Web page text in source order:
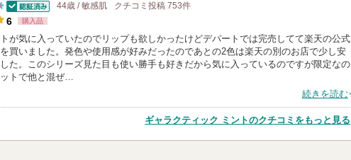
人
認証済
44歳 / 敏感肌 クチコミ投稿 753件
6 購入品
が気に入っていたのでリップも欲しかったけどデパートでは完売してて楽天の公式
買いました。発色や使用感が好みだったのであとの2色は楽天の別のお店で少し安
た。このシリーズ見た目も使い勝手も好きだから気に入っているのですが限定なの
トで他と混ぜ…
続きを読む
ギャラクティック ミントのクチコミをもっと見る